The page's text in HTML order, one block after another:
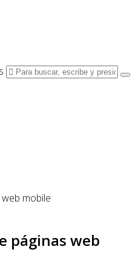
páginas web